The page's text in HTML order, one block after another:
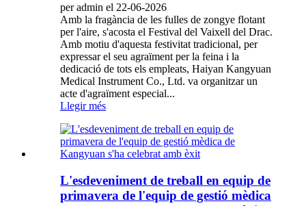
per admin el 22-06-2026
Amb la fragància de les fulles de zongye flotant
per l'aire, s'acosta el Festival del Vaixell del Drac.
Amb motiu d'aquesta festivitat tradicional, per
expressar el seu agraïment per la feina i la
dedicació de tots els empleats, Haiyan Kangyuan
Medical Instrument Co., Ltd. va organitzar un
acte d'agraïment especial...
Llegir més
L'esdeveniment de treball en equip de
primavera de l'equip de gestió mèdica